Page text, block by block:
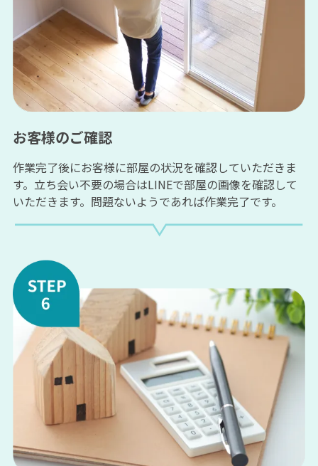
お客様のご確認
作業完了後にお客様に部屋の状況を確認していただきま
す。立ち会い不要の場合はLINEで部屋の画像を確認して
いただきます。問題ないようであれば作業完了です。